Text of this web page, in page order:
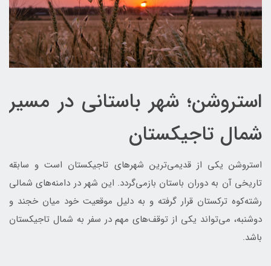
استروشن؛ شهر باستانی در مسیر
شمال تاجیکستان
استروشن یکی از قدیمی‌ترین شهرهای تاجیکستان است و سابقه
تاریخی آن به دوران باستان بازمی‌گردد. این شهر در دامنه‌های شمالی
رشته‌کوه ترکستان قرار گرفته و به دلیل موقعیت خود میان خجند و
دوشنبه، می‌تواند یکی از توقف‌های مهم در سفر به شمال تاجیکستان
باشد.